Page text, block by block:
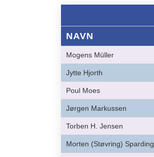
NAVN
Mogens Müller
Jytte Hjorth
Poul Moes
Jørgen Markussen
Torben H. Jensen
Morten (Støvring) Sparding